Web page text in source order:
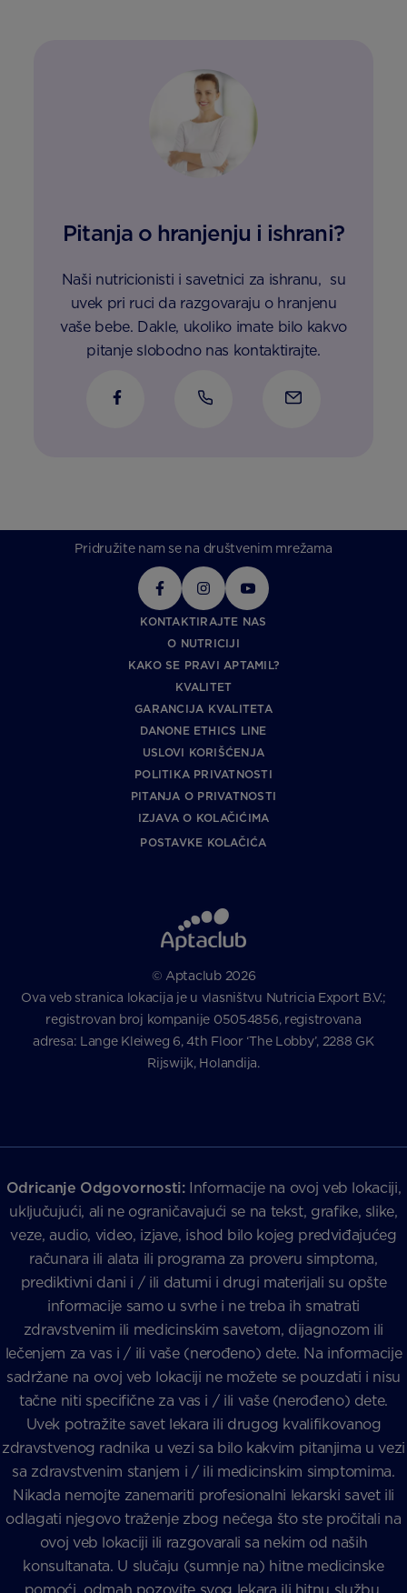
Pitanja o hranjenju i ishrani?
Naši nutricionisti i savetnici za ishranu, su
uvek pri ruci da razgovaraju o hranjenu
vaše bebe. Dakle, ukoliko imate bilo kakvo
pitanje slobodno nas kontaktirajte.
Pridružite nam se na društvenim mrežama
KONTAKTIRAJTE NAS
O NUTRICIJI
KAKO SE PRAVI APTAMIL?
KVALITET
GARANCIJA KVALITETA
DANONE ETHICS LINE
USLOVI KORIŠĆENJA
POLITIKA PRIVATNOSTI
PITANJA O PRIVATNOSTI
IZJAVA O KOLAČIĆIMA
POSTAVKE KOLAČIĆA
© Aptaclub 2026
Ova veb stranica lokacija je u vlasništvu Nutricia Export B.V.;
registrovan broj kompanije 05054856, registrovana
adresa: Lange Kleiweg 6, 4th Floor ‘The Lobby’, 2288 GK
Rijswijk, Holandija.
Odricanje Odgovornosti:Informacije na ovoj veb lokaciji,
uključujući, ali ne ograničavajući se na tekst, grafike, slike,
veze, audio, video, izjave, ishod bilo kojeg predviđajućeg
računara ili alata ili programa za proveru simptoma,
prediktivni dani i / ili datumi i drugi materijali su opšte
informacije samo u svrhe i ne treba ih smatrati
zdravstvenim ili medicinskim savetom, dijagnozom ili
lečenjem za vas i / ili vaše (nerođeno) dete. Na informacije
sadržane na ovoj veb lokaciji ne možete se pouzdati i nisu
tačne niti specifične za vas i / ili vaše (nerođeno) dete.
Uvek potražite savet lekara ili drugog kvalifikovanog
zdravstvenog radnika u vezi sa bilo kakvim pitanjima u vezi
sa zdravstvenim stanjem i / ili medicinskim simptomima.
Nikada nemojte zanemariti profesionalni lekarski savet ili
odlagati njegovo traženje zbog nečega što ste pročitali na
ovoj veb lokaciji ili razgovarali sa nekim od naših
konsultanata. U slučaju (sumnje na) hitne medicinske